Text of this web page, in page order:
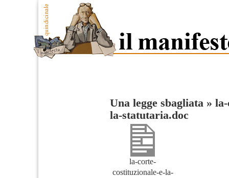
Una legge sbagliata »
la-statutaria.doc
la-corte-
costituzionale-e-la-